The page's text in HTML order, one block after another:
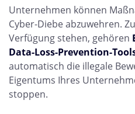
Unternehmen können
Cyber-Diebe abzuwehren.
Verfügung stehen, gehören
Data-Loss-Prevention-
automatisch die illegale
Eigentums Ihres
stoppen.